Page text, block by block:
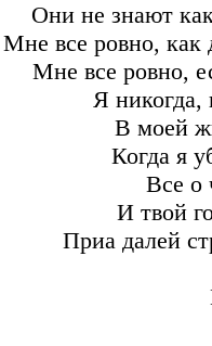
Они не знают
Мне все ровно, как
Мне все ровно,
Я никогда,
В моей
Когда я
Все о
И твой
Приа далей